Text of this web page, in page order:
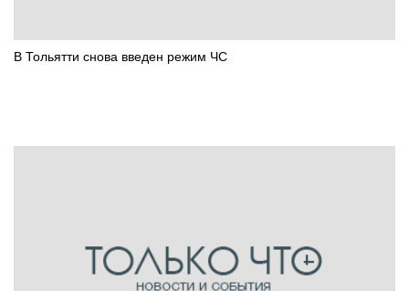
В Тольятти снова введен режим ЧС